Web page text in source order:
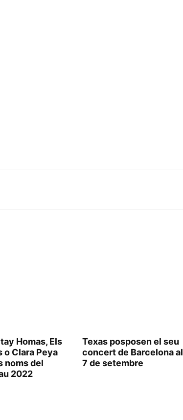
Homas, Els
o Clara Peya
noms del
2022
Texas posposen el seu
concert de Barcelona al
7 de setembre